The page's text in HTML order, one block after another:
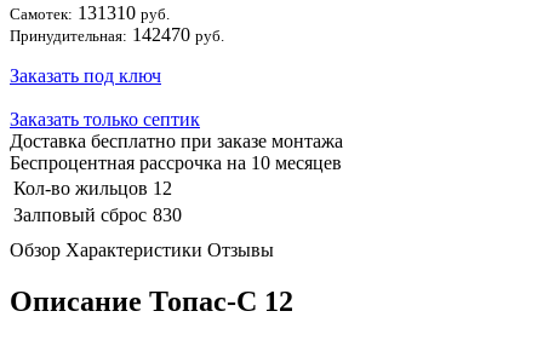
Самотек: 131310 руб.
Принудительная: 142470 руб.
Заказать под ключ
Заказать только септик
Доставка бесплатно при заказе монтажа
Беспроцентная рассрочка на 10 месяцев
Кол-во жильцов 12
Залповый сброс 830
Обзор Характеристики Отзывы
Описание Топас-С 12